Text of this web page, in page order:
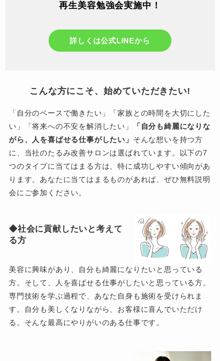
再生美容勉強会実施中！
詳しくは公式LINEから
こんな方にこそ、始めていただきたい!
「自分のペースで働きたい」「家族との時間を大切にした
い」「将来への不安を解消したい」
「自分も綺麗になりな
がら、人を喜ばせる仕事がしたい」 そんな想いを持つ方
に、当社のたるみ改善サロンは選ばれています。以下の7
つのタイプに当てはまる方は、特に成功しやすい傾向があ
ります。あなたに当てはまるものがあれば、ぜひ無料説明
会にご参加ください。
◆社会に貢献したいと考えて
る方
美容に興味があり、自分も綺麗になりたいと思っている
方。そして、人を喜ばせる仕事がしたいと思っている方。
専門技術を学ぶ過程で、あなた自身も施術を受けられま
す。自分も美しくなりながら、お客様に喜んでいただけ
る。そんな最高にやりがいのある仕事です。